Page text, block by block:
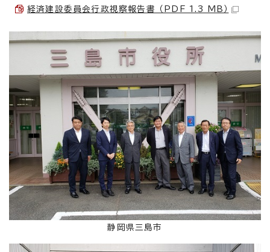
経済建設委員会行政視察報告書 （PDF 1.3 MB）
静岡県三島市